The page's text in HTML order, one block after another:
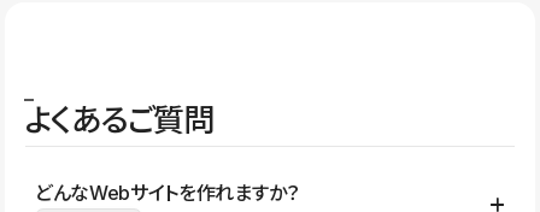
よくあるご質問
どんなWebサイトを作れますか？